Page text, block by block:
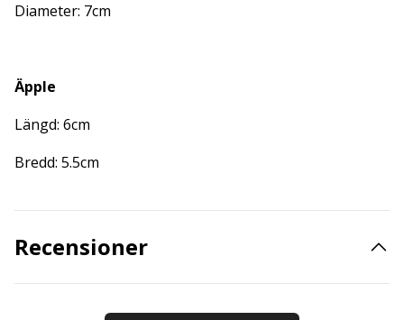
Diameter: 7cm
Äpple
Längd: 6cm
Bredd: 5.5cm
Recensioner